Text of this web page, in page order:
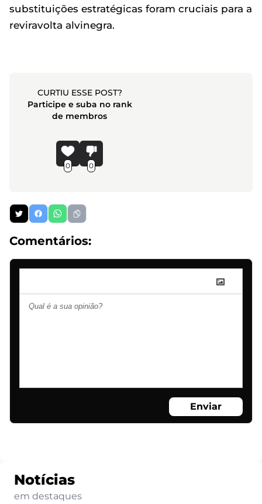
substituições estratégicas foram cruciais para a
reviravolta alvinegra.
CURTIU ESSE POST?
Participe e suba no rank
de membros
0 0
Comentários:
Enviar
Notícias
em destaques